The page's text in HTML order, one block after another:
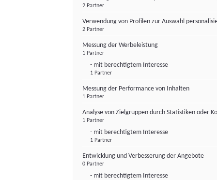
2 Partner
Verwendung von Profilen zur Auswahl
2 Partner
Messung der Werbeleistung
1 Partner
- mit berechtigtem Interesse
1 Partner
Messung der Performance von Inhalten
1 Partner
Analyse von Zielgruppen durch Statistiken oder
1 Partner
- mit berechtigtem Interesse
1 Partner
Entwicklung und Verbesserung der Angebote
0 Partner
- mit berechtigtem Interesse